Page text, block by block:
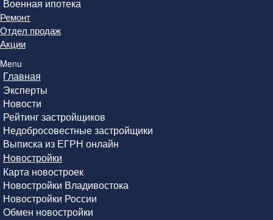
Военная ипотека
Ремонт
Отдел продаж
Акции
Menu
Главная
Эксперты
Новости
Рейтинг застройщиков
Недобросовестные застройщики
Выписка из ЕГРН онлайн
Новостройки
Карта новостроек
Новостройки Владивостока
Новостройки России
Обмен новостройки